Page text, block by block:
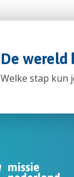
De wereld
Welke stap kun